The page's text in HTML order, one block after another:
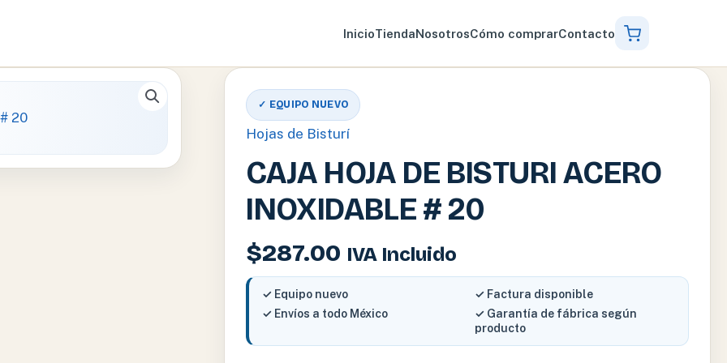
InicioTiendaNosotrosCómo comprarContacto
✓ EQUIPO NUEVO
Hojas de Bisturí
CAJA HOJA DE BISTURI ACERO
INOXIDABLE # 20
$287.00 IVA Incluido
✓ Equipo nuevo
✓ Factura disponible
✓ Envíos a todo México
✓ Garantía de fábrica según
producto